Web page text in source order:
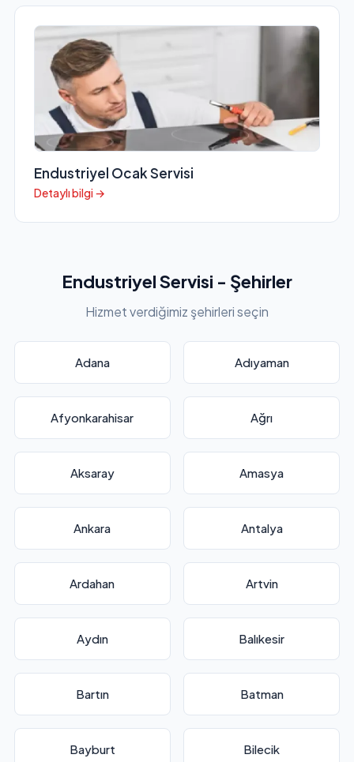
Endustriyel Ocak Servisi
Detaylı bilgi →
Endustriyel Servisi - Şehirler
Hizmet verdiğimiz şehirleri seçin
Adana Adıyaman
Afyonkarahisar Ağrı
Aksaray Amasya
Ankara Antalya
Ardahan Artvin
Aydın Balıkesir
Bartın Batman
Bayburt Bilecik